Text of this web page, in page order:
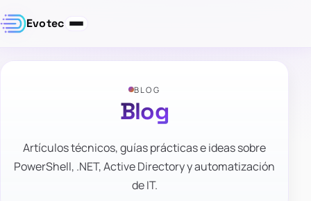
Evotec
BLOG
Blog
Artículos técnicos, guías prácticas e ideas sobre
PowerShell, .NET, Active Directory y automatización
de IT.